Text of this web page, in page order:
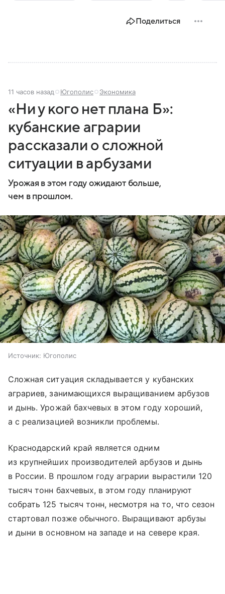
Поделиться
11 часов назад Югополис Экономика
«Ни у кого нет плана Б»:
кубанские аграрии
рассказали о сложной
ситуации в арбузами
Урожая в этом году ожидают больше,
чем в прошлом.
Источник: Югополис
Сложная ситуация складывается у кубанских
аграриев, занимающихся выращиванием арбузов
и дынь. Урожай бахчевых в этом году хороший,
а с реализацией возникли проблемы.
Краснодарский край является одним
из крупнейших производителей арбузов и дынь
в России. В прошлом году аграрии вырастили 120
тысяч тонн бахчевых, в этом году планируют
собрать 125 тысяч тонн, несмотря на то, что сезон
стартовал позже обычного. Выращивают арбузы
и дыни в основном на западе и на севере края.